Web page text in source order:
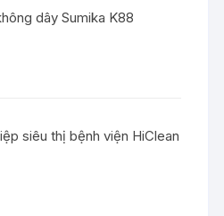
dây Sumika K88
siêu thị bệnh viện HiClean